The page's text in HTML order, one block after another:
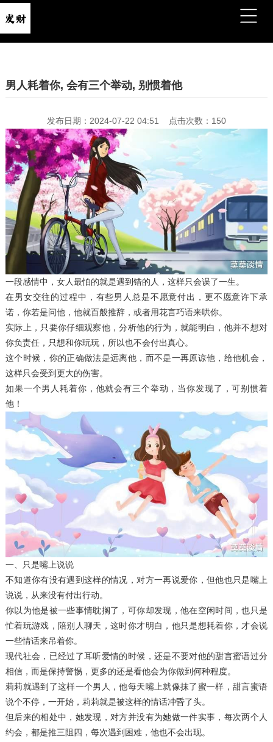
男人耗着你, 会有三个举动, 别惯着他
发布日期：2024-07-22 04:51 点击次数：150
一段感情中，女人最怕的就是遇到错的人，这样只会误了一生。
在男女交往的过程中，有些男人总是不愿意付出，更不愿意许下承
诺，你若是问他，他就百般推辞，或者用花言巧语来哄你。
实际上，只要你仔细观察他，分析他的行为，就能明白，他并不想对
你负责任，只想和你玩玩，所以也不会付出真心。
这个时候，你的正确做法是远离他，而不是一再原谅他，给他机会，
这样只会受到更大的伤害。
如果一个男人耗着你，他就会有三个举动，当你发现了，可别惯着
他！
一、只是嘴上说说
不知道你有没有遇到这样的情况，对方一再说爱你，但他也只是嘴上
说说，从来没有付出行动。
你以为他是被一些事情耽搁了，可你却发现，他在空闲时间，也只是
忙着玩游戏，陪别人聊天，这时你才明白，他只是想耗着你，才会说
一些情话来吊着你。
现代社会，已经过了耳听爱情的时候，还是不要对他的甜言蜜语过分
相信，而是保持警惕，更多的还是看他会为你做到何种程度。
莉莉就遇到了这样一个男人，他每天嘴上就像抹了蜜一样，甜言蜜语
说个不停，一开始，莉莉就是被这样的情话冲昏了头。
但后来的相处中，她发现，对方并没有为她做一件实事，每次两个人
约会，都是推三阻四，每次遇到困难，他也不会出现。